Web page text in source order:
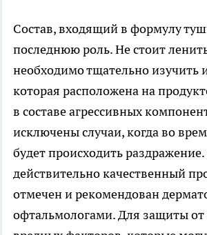
Состав, входящий в формулу
последнюю роль. Не стоит
необходимо тщательно
которая расположена на
в составе агрессивных
исключены случаи, когда во
будет происходить
действительно качественный
отмечен и рекомендован
офтальмологами. Для защиты от